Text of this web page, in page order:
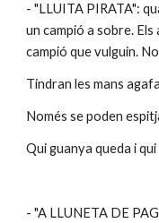
- "LLUITA PIRATA":
un campió a sobre.
campió que vulguin.
Tindran les mans
Només se poden
Qui guanya queda i
- "A LLUNETA DE